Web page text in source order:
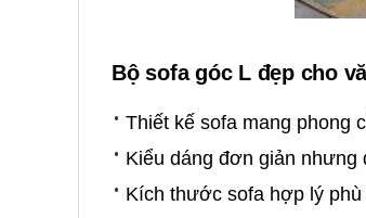
Bộ sofa góc L đẹp cho
Thiết kế sofa mang phong
Kiểu dáng đơn giản nhưng
Kích thước sofa hợp lý